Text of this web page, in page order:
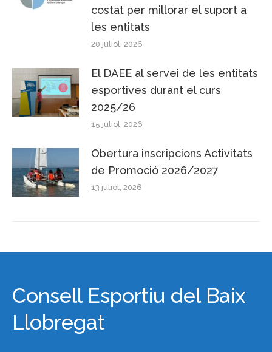
costat per millorar el suport a
les entitats
20 juliol, 2026
El DAEE al servei de les entitats
esportives durant el curs
2025/26
15 juliol, 2026
Obertura inscripcions Activitats
de Promoció 2026/2027
13 juliol, 2026
Consell Esportiu del Baix
Llobregat